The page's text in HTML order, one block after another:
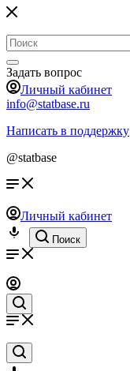
Задать вопрос
Личный кабинет
info@statbase.ru
Написать в поддержку
@statbase
Личный кабинет
Поиск